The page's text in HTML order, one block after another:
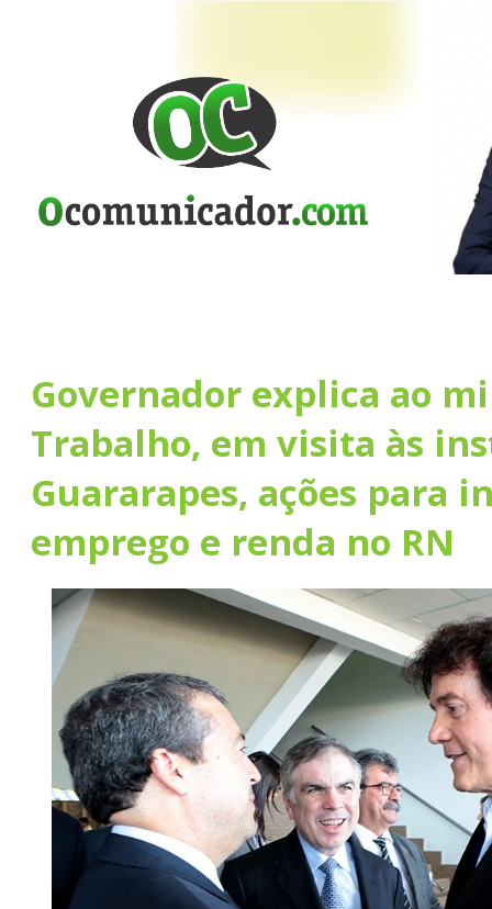
Governador explica ao
Trabalho, em visita às
Guararapes, ações para
emprego e renda no RN